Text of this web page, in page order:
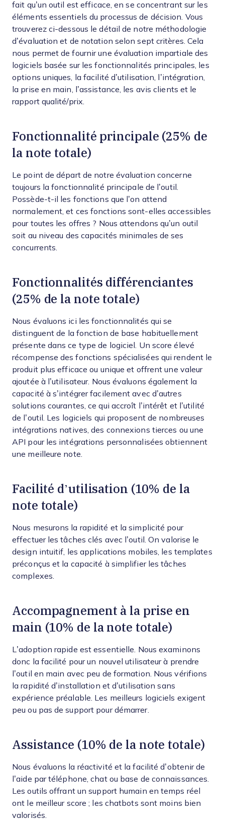
fait qu’un outil est efficace, en se concentrant sur les
éléments essentiels du processus de décision. Vous
trouverez ci-dessous le détail de notre méthodologie
d’évaluation et de notation selon sept critères. Cela
nous permet de fournir une évaluation impartiale des
logiciels basée sur les fonctionnalités principales, les
options uniques, la facilité d’utilisation, l’intégration,
la prise en main, l’assistance, les avis clients et le
rapport qualité/prix.
Fonctionnalité principale (25% de
la note totale)
Le point de départ de notre évaluation concerne
toujours la fonctionnalité principale de l’outil.
Possède-t-il les fonctions que l’on attend
normalement, et ces fonctions sont-elles accessibles
pour toutes les offres ? Nous attendons qu’un outil
soit au niveau des capacités minimales de ses
concurrents.
Fonctionnalités différenciantes
(25% de la note totale)
Nous évaluons ici les fonctionnalités qui se
distinguent de la fonction de base habituellement
présente dans ce type de logiciel. Un score élevé
récompense des fonctions spécialisées qui rendent le
produit plus efficace ou unique et offrent une valeur
ajoutée à l’utilisateur. Nous évaluons également la
capacité à s’intégrer facilement avec d’autres
solutions courantes, ce qui accroît l’intérêt et l’utilité
de l’outil. Les logiciels qui proposent de nombreuses
intégrations natives, des connexions tierces ou une
API pour les intégrations personnalisées obtiennent
une meilleure note.
Facilité d’utilisation (10% de la
note totale)
Nous mesurons la rapidité et la simplicité pour
effectuer les tâches clés avec l’outil. On valorise le
design intuitif, les applications mobiles, les templates
préconçus et la capacité à simplifier les tâches
complexes.
Accompagnement à la prise en
main (10% de la note totale)
L’adoption rapide est essentielle. Nous examinons
donc la facilité pour un nouvel utilisateur à prendre
l’outil en main avec peu de formation. Nous vérifions
la rapidité d’installation et d’utilisation sans
expérience préalable. Les meilleurs logiciels exigent
peu ou pas de support pour démarrer.
Assistance (10% de la note totale)
Nous évaluons la réactivité et la facilité d’obtenir de
l’aide par téléphone, chat ou base de connaissances.
Les outils offrant un support humain en temps réel
ont le meilleur score ; les chatbots sont moins bien
valorisés.